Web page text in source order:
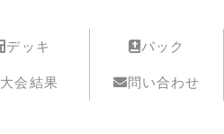
デッキ パック
大会結果 問い合わせ